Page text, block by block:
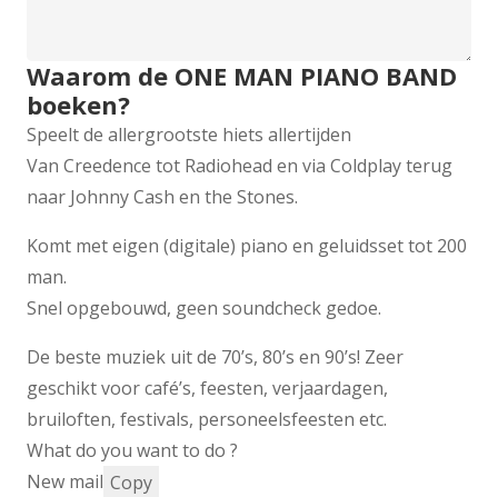
Waarom de ONE MAN PIANO BAND
boeken?
Speelt de allergrootste hiets allertijden
Van Creedence tot Radiohead en via Coldplay terug
naar Johnny Cash en the Stones.
Komt met eigen (digitale) piano en geluidsset tot 200
man.
Snel opgebouwd, geen soundcheck gedoe.
De beste muziek uit de 70’s, 80’s en 90’s! Zeer
geschikt voor café’s, feesten, verjaardagen,
bruiloften, festivals, personeelsfeesten etc.
What do you want to do ?
New mail Copy